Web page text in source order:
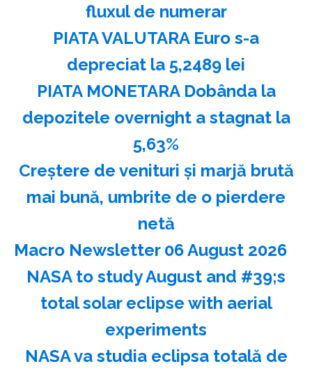
fluxul de numerar
PIATA VALUTARA Euro s-a
depreciat la 5,2489 lei
PIATA MONETARA Dobânda la
depozitele overnight a stagnat la
5,63%
Creştere de venituri şi marjă brută
mai bună, umbrite de o pierdere
netă
Macro Newsletter 06 August 2026
NASA to study August and #39;s
total solar eclipse with aerial
experiments
NASA va studia eclipsa totală de